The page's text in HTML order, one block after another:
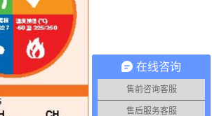
在线咨询
售前咨询客服
售后服务客服